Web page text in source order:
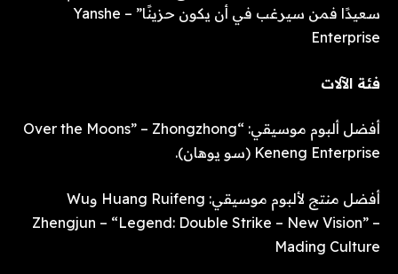
سعيدًا فمن سيرغب في أن يكون حزينًا” – Yanshe
Enterprise
فئة الآلات
أفضل ألبوم موسيقي: “Over the Moons” – Zhongzhong
Keneng Enterprise (سو يوهان).
أفضل منتج لألبوم موسيقي: Huang Ruifeng وWu
Zhengjun – “Legend: Double Strike – New Vision” –
Mading Culture